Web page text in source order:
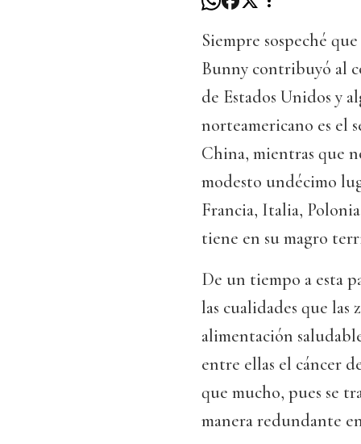
Siempre sospeché
Bunny contribuyó al
de Estados Unidos y
norteamericano es el
China, mientras que
modesto undécimo
Francia, Italia,
tiene en su magro
De un tiempo a esta
las cualidades que las
alimentación
entre ellas el cáncer
que mucho, pues se
manera redundante